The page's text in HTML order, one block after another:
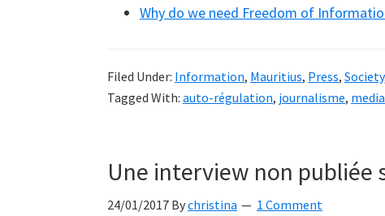
Why do we need Freedom of
Filed Under: Information, Mauritius, Press, Society
Tagged With: auto-régulation, journalisme, media
Une interview non publiée
24/01/2017 Bychristina 1 Comment